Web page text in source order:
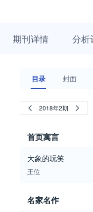
期刊详情 分析
目录 封面
2018年2期
首页寓言
大象的玩笑
王位
名家名作